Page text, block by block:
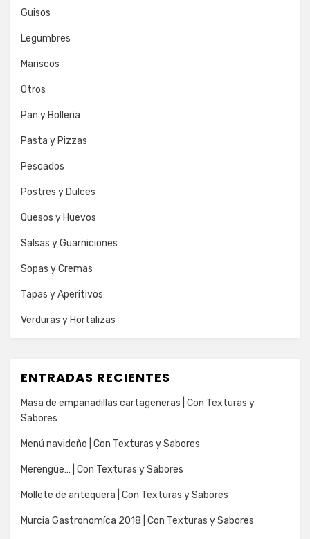
Guisos
Legumbres
Mariscos
Otros
Pan y Bolleria
Pasta y Pizzas
Pescados
Postres y Dulces
Quesos y Huevos
Salsas y Guarniciones
Sopas y Cremas
Tapas y Aperitivos
Verduras y Hortalizas
ENTRADAS RECIENTES
Masa de empanadillas cartageneras | Con Texturas y
Sabores
Menú navideño | Con Texturas y Sabores
Merengue… | Con Texturas y Sabores
Mollete de antequera | Con Texturas y Sabores
Murcia Gastronomíca 2018 | Con Texturas y Sabores